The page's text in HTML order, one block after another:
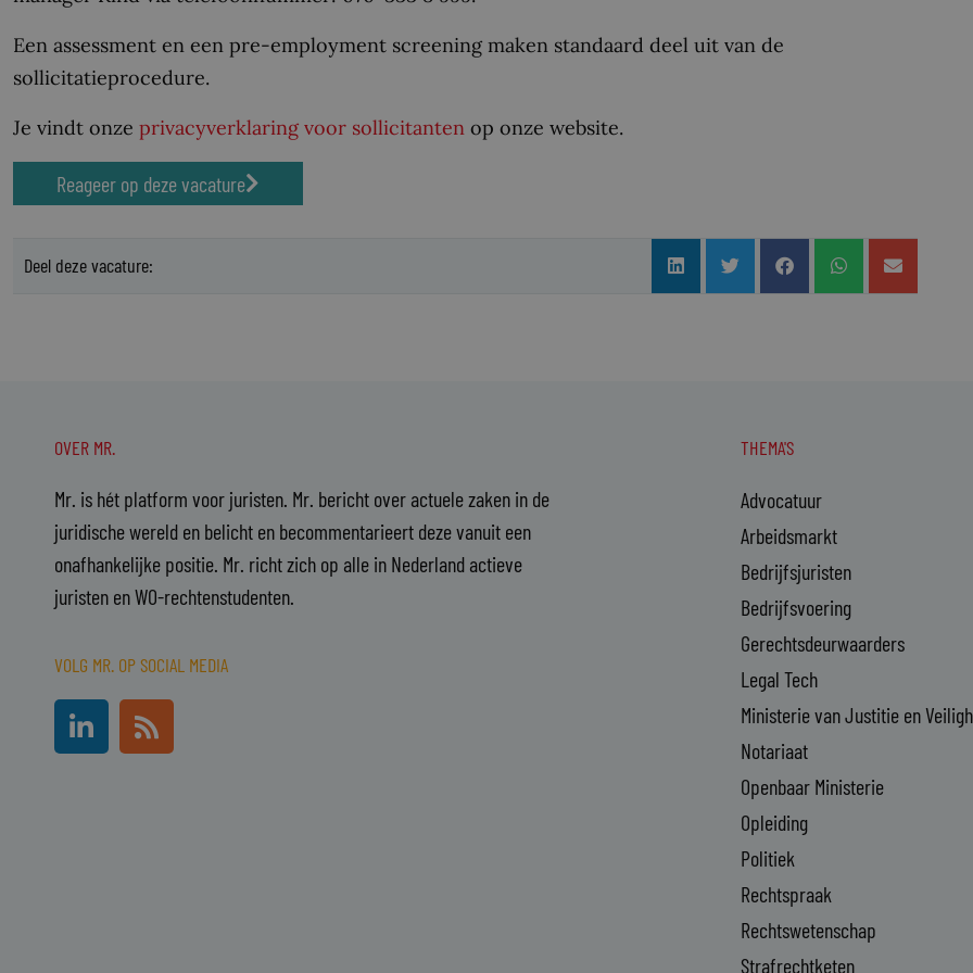
Een assessment en een pre-employment screening maken standaard deel uit van de
sollicitatieprocedure.
Je vindt onze privacyverklaring voor sollicitanten op onze website.
Reageer op deze vacature
Deel deze vacature:
OVER MR.
Mr. is hét platform voor juristen. Mr. bericht over actuele zaken in de
juridische wereld en belicht en becommentarieert deze vanuit een
onafhankelijke positie. Mr. richt zich op alle in Nederland actieve
juristen en WO-rechtenstudenten.
VOLG MR. OP SOCIAL MEDIA
i
R
s
THEMA'S
Advocatuur
Arbeidsmarkt
Bedrijfsjuristen
Bedrijfsvoering
Gerechtsdeurwaarders
Legal Tech
Ministerie van Justitie en
Notariaat
Openbaar Ministerie
Opleiding
Politiek
Rechtspraak
Rechtswetenschap
Strafrechtketen